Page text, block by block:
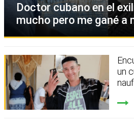
Doctor cubano en el
mucho pero me gané a
un